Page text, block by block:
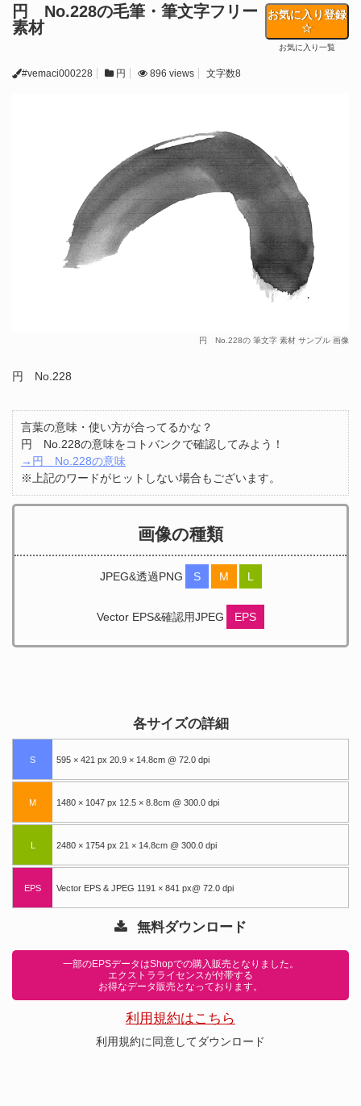
円 No.228の毛筆・筆文字フリー
素材
お気に入り登録
お気に入り一覧
#vemaci000228 円 896 views 文字数8
円 No.228の 筆文字 素材 サンプル 画像
円 No.228
言葉の意味・使い方が合ってるかな？
円 No.228の意味をコトバンクで確認してみよう！
→円 No.228の意味
※上記のワードがヒットしない場合もございます。
画像の種類
JPEG&透過PNG S M L
Vector EPS&確認用JPEG EPS
各サイズの詳細
S 595 × 421 px 20.9 × 14.8cm @ 72.0 dpi
M 1480 × 1047 px 12.5 × 8.8cm @ 300.0 dpi
L 2480 × 1754 px 21 × 14.8cm @ 300.0 dpi
EPS Vector EPS & JPEG 1191 × 841 px@ 72.0 dpi
無料ダウンロード
一部のEPSデータはShopでの購入販売となりました。
エクストラライセンスが付帯する
お得なデータ販売となっております。
利用規約はこちら
利用規約に同意してダウンロード